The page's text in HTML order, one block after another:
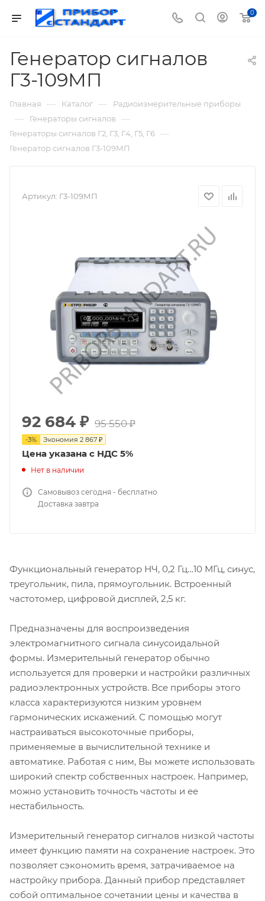
0
Генератор сигналов
Г3-109МП
Главная — Каталог — Радиоизмерительные приборы
— Генераторы сигналов —
Генераторы сигналов Г2, Г3, Г4, Г5, Г6 —
Генератор сигналов Г3-109МП
Артикул: Г3-109МП
92 684 ₽ 95 550₽
-3% Экономия 2 867 ₽
Цена указана с НДС 5%
Нет в наличии
Самовывоз сегодня - бесплатно
Доставка завтра
Функциональный генератор НЧ, 0,2 Гц…10 МГц, синус,
треугольник, пила, прямоугольник. Встроенный
частотомер, цифровой дисплей, 2,5 кг.
Предназначены для воспроизведения
электромагнитного сигнала синусоидальной
формы. Измерительный генератор обычно
используется для проверки и настройки различных
радиоэлектронных устройств. Все приборы этого
класса характеризуются низким уровнем
гармонических искажений. С помощью могут
настраиваться высокоточные приборы,
применяемые в вычислительной технике и
автоматике. Работая с ним, Вы можете использовать
широкий спектр собственных настроек. Например,
можно установить точность частоты и ее
нестабильность.
Измерительный генератор сигналов низкой частоты
имеет функцию памяти на сохранение настроек. Это
позволяет сэкономить время, затрачиваемое на
настройку прибора. Данный прибор представляет
собой оптимальное сочетании цены и качества в